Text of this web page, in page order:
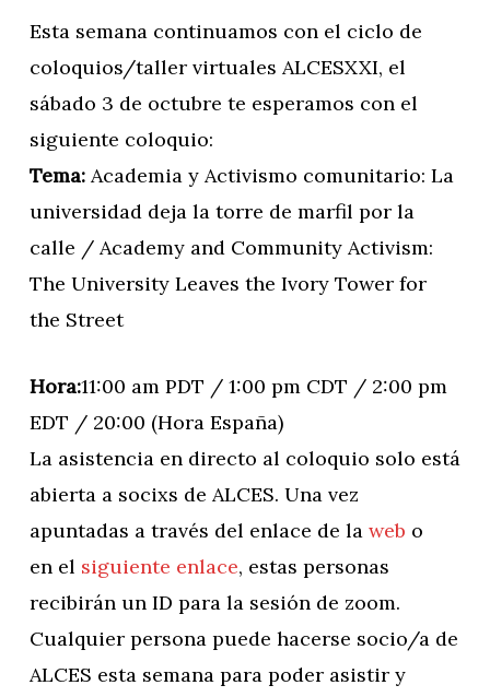
Esta semana continuamos con el ciclo de
coloquios/taller virtuales ALCESXXI, el
sábado 3 de octubre te esperamos con el
siguiente coloquio:
Tema:Academia y Activismo comunitario: La
universidad deja la torre de marfil por la
calle / Academy and Community Activism:
The University Leaves the Ivory Tower for
the Street
Hora:11:00 am PDT / 1:00 pm CDT / 2:00 pm
EDT / 20:00 (Hora España)
La asistencia en directo al coloquio solo está
abierta a socixs de ALCES. Una vez
apuntadas a través del enlace de la web o
en el siguiente enlace, estas personas
recibirán un ID para la sesión de zoom.
Cualquier persona puede hacerse socio/a de
ALCES esta semana para poder asistir y